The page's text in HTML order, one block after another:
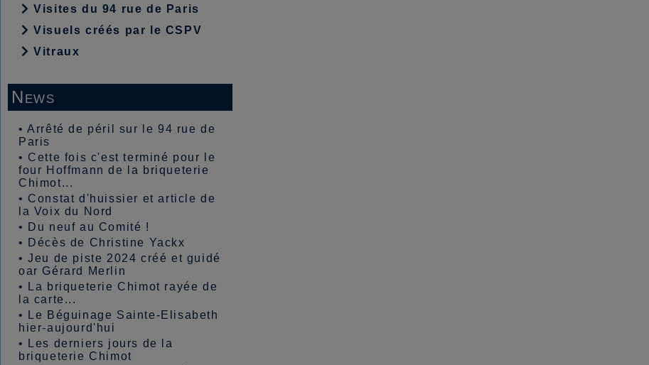
Visites du 94 rue de Paris
Visuels créés par le CSPV
Vitraux
News
•Arrêté de péril sur le 94 rue de
Paris
• Cette fois c'est terminé pour le
four Hoffmann de la briqueterie
Chimot...
• Constat d'huissier et article de
la Voix du Nord
•
Du neuf au Comité !
•
Décès de Christine Yackx
•Jeu de piste 2024 créé et guidé
oar Gérard Merlin
•
La briqueterie Chimot rayée de
la carte...
•
Le Béguinage Sainte-Elisabeth
hier-aujourd'hui
•
Les derniers jours de la
briqueterie Chimot